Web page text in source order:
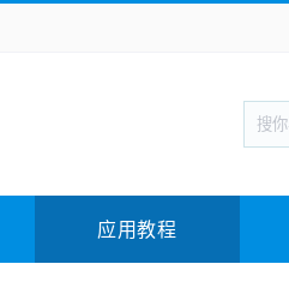
新闻阅读
回合网游
插件下载 教育教学
应用教程